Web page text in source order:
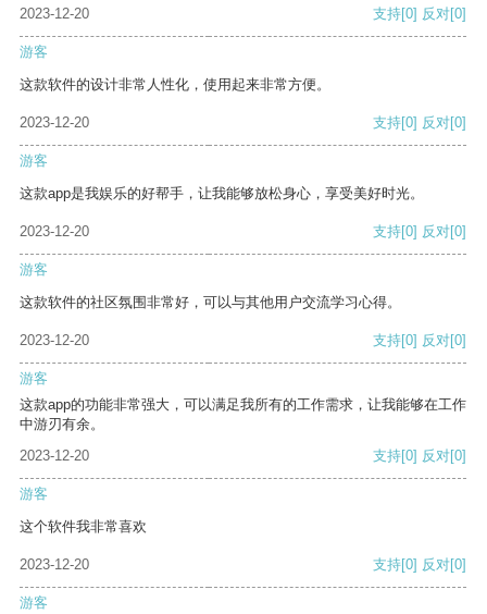
2023-12-20
支持[0] 反对[0]
游客
这款软件的设计非常人性化，使用起来非常方便。
2023-12-20 支持[0] 反对[0]
游客
这款app是我娱乐的好帮手，让我能够放松身心，享受美好时光。
2023-12-20 支持[0] 反对[0]
游客
这款软件的社区氛围非常好，可以与其他用户交流学习心得。
2023-12-20 支持[0] 反对[0]
游客
这款app的功能非常强大，可以满足我所有的工作需求，让我能够在工作
中游刃有余。
2023-12-20
支持[0] 反对[0]
游客
这个软件我非常喜欢
2023-12-20 支持[0] 反对[0]
游客